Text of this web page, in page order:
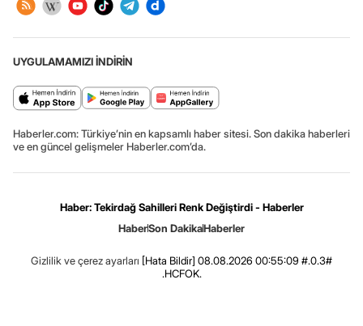
UYGULAMAMIZI İNDİRİN
Haberler.com: Türkiye’nin en kapsamlı haber sitesi. Son dakika haberleri
ve en güncel gelişmeler Haberler.com’da.
Haber: Tekirdağ Sahilleri Renk Değiştirdi - Haberler
HaberSon DakikaHaberler
Gizlilik ve çerez ayarları [Hata Bildir] 08.08.2026 00:55:09 #.0.3#
.HCFOK.